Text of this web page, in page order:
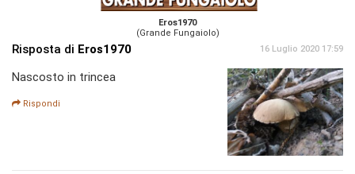
Eros1970
(Grande Fungaiolo)
Risposta di Eros1970 16 Luglio 2020 17:59
Nascosto in trincea
Rispondi